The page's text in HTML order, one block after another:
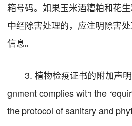
箱号码。如果玉米酒糟粕和花
中经除害处理的，应注明除害
信息。
3. 植物检疫证书的附加声
gnment complies with the
the protocol of sanitary and